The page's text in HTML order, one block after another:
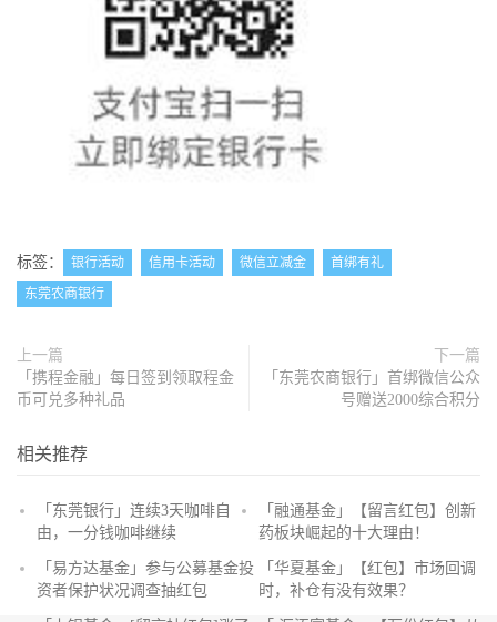
标签： 银行活动 信用卡活动 微信立减金
首绑有礼
东莞农商银行
上一篇
「携程金融」每日签到领取程金
币可兑多种礼品
下一篇
「东莞农商银行」首绑微信公众
号赠送2000综合积分
相关推荐
「东莞银行」连续3天咖啡自
由，一分钱咖啡继续
「融通基金」【留言红包】创新
药板块崛起的十大理由！
「易方达基金」参与公募基金投
资者保护状况调查抽红包
「华夏基金」【红包】市场回调
时，补仓有没有效果？